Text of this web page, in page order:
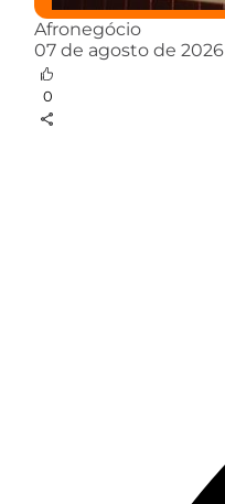
Afronegócio
07 de agosto de 2026
0